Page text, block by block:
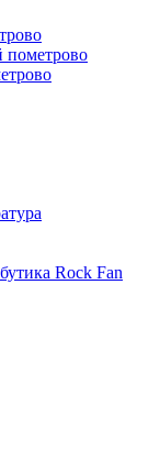
пометрово
Rock Fan